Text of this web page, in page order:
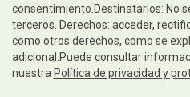
consentimiento.Destinatarios: No
terceros. Derechos: acceder,
como otros derechos, como se
adicional.Puede consultar
nuestra Política de privacidad y